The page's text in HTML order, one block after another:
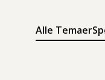
Alle Temaer
Søk
Meny